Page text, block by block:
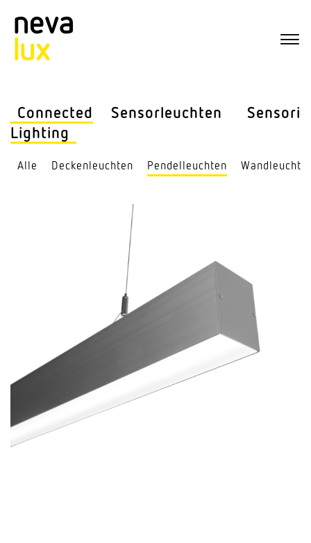
Connected
Lighting
Sensor­leuchten Sensorik
Alle Decken­leuchten Pendel­leuchten